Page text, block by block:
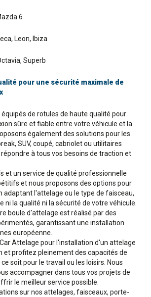
6
Leon, Ibiza
Superb
pour une sécurité maximale de
de rotules de haute qualité pour
sûre et fiable entre votre véhicule et la
également des solutions pour les
SUV, coupé, cabriolet ou utilitaires
à tous vos besoins de traction et
et un service de qualité professionnelle
et nous proposons des options pour
adaptant l'attelage ou le type de faisceau,
ni la qualité ni la sécurité de votre véhicule.
boule d'attelage est réalisé par des
garantissant une installation
européenne.
Attelage pour l'installation d'un attelage
et profitez pleinement des capacités de
soit pour le travail ou les loisirs. Nous
accompagner dans tous vos projets de
le meilleur service possible.
sur nos attelages, faisceaux, porte-